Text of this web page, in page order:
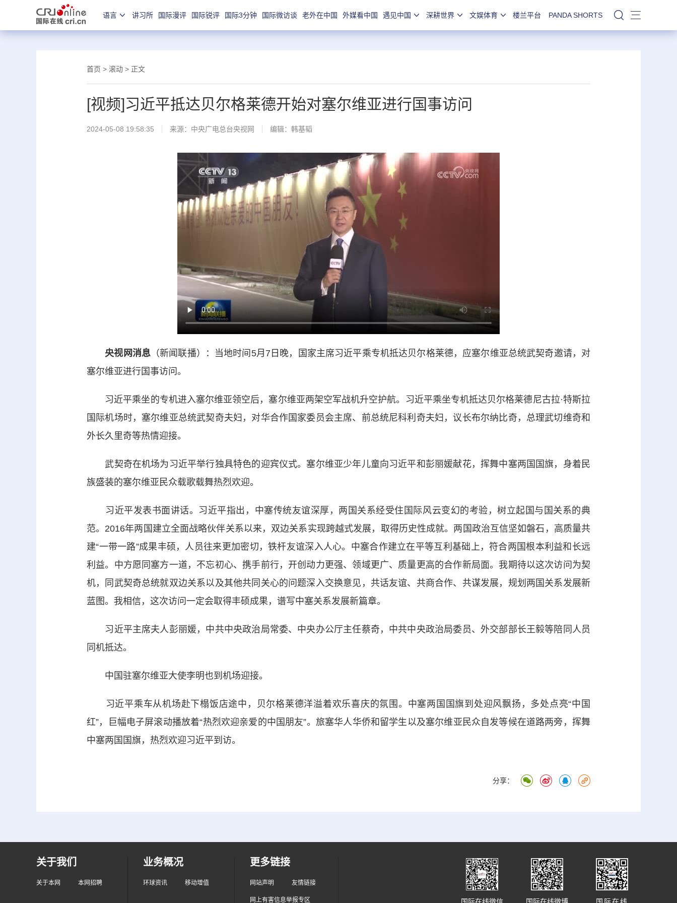
语言 讲习所 国际漫评 国际锐评 国际3分钟 国际微访谈 老外在中国 外媒看中国 遇见中国 深耕世界 文娱体育 楼兰平台 PANDA SHORTS 站内搜索
首页 > 滚动 > 正文
[视频]习近平抵达贝尔格莱德开始对塞尔维亚进行国事访问
2024-05-08 19:58:35 来源： 中央广电总台央视网 编辑：韩基韬
央视网消息 （新闻联播）：当地时间5月7日晚，国家主席习近平乘专机抵达贝尔格莱德，应塞尔维亚总统武契奇邀请，对
塞尔维亚进行国事访问。
习近平乘坐的专机进入塞尔维亚领空后，塞尔维亚两架空军战机升空护航。习近平乘坐专机抵达贝尔格莱德尼古拉·特斯拉
国际机场时，塞尔维亚总统武契奇夫妇，对华合作国家委员会主席、前总统尼科利奇夫妇，议长布尔纳比奇，总理武切维奇和
外长久里奇等热情迎接。
武契奇在机场为习近平举行独具特色的迎宾仪式。塞尔维亚少年儿童向习近平和彭丽媛献花，挥舞中塞两国国旗，身着民
族盛装的塞尔维亚民众载歌载舞热烈欢迎。
习近平发表书面讲话。习近平指出，中塞传统友谊深厚，两国关系经受住国际风云变幻的考验，树立起国与国关系的典
范。2016年两国建立全面战略伙伴关系以来，双边关系实现跨越式发展，取得历史性成就。两国政治互信坚如磐石，高质量共
建“一带一路”成果丰硕，人员往来更加密切，铁杆友谊深入人心。中塞合作建立在平等互利基础上，符合两国根本利益和长远
利益。中方愿同塞方一道，不忘初心、携手前行，开创动力更强、领域更广、质量更高的合作新局面。我期待以这次访问为契
机，同武契奇总统就双边关系以及其他共同关心的问题深入交换意见，共话友谊、共商合作、共谋发展，规划两国关系发展新
蓝图。我相信，这次访问一定会取得丰硕成果，谱写中塞关系发展新篇章。
习近平主席夫人彭丽媛，中共中央政治局常委、中央办公厅主任蔡奇，中共中央政治局委员、外交部部长王毅等陪同人员
同机抵达。
中国驻塞尔维亚大使李明也到机场迎接。
习近平乘车从机场赴下榻饭店途中，贝尔格莱德洋溢着欢乐喜庆的氛围。中塞两国国旗到处迎风飘扬，多处点亮“中国
红”，巨幅电子屏滚动播放着“热烈欢迎亲爱的中国朋友”。旅塞华人华侨和留学生以及塞尔维亚民众自发等候在道路两旁，挥舞
中塞两国国旗，热烈欢迎习近平到访。
分享：
关于我们
关于本网 本网招聘
业务概况
环球资讯 移动增值
更多链接
网站声明 友情链接
网上有害信息举报专区